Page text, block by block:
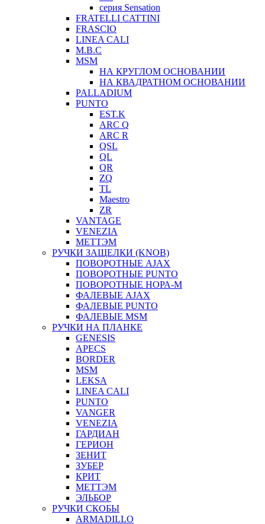
серия Sensation
FRATELLI CATTINI
FRASCIO
LINEA CALI
M.B.C
MSM
НА КРУГЛОМ ОСНОВАНИИ
НА КВАДРАТНОМ ОСНОВАНИИ
PALLADIUM
PUNTO
EST.K
ARC Q
ARC R
QSL
QL
QR
ZQ
TL
Maestro
ZR
VANTAGE
VENEZIA
МЕТТЭМ
РУЧКИ ЗАЩЕЛКИ (KNOB)
ПОВОРОТНЫЕ AJAX
ПОВОРОТНЫЕ PUNTO
ПОВОРОТНЫЕ НОРА-М
ФАЛЕВЫЕ AJAX
ФАЛЕВЫЕ PUNTO
ФАЛЕВЫЕ MSM
РУЧКИ НА ПЛАНКЕ
GENESIS
APECS
BORDER
MSM
LEKSA
LINEA CALI
PUNTO
VANGER
VENEZIA
ГАРДИАН
ГЕРИОН
ЗЕНИТ
ЗУБЕР
КРИТ
МЕТТЭМ
ЭЛЬБОР
РУЧКИ СКОБЫ
ARMADILLO